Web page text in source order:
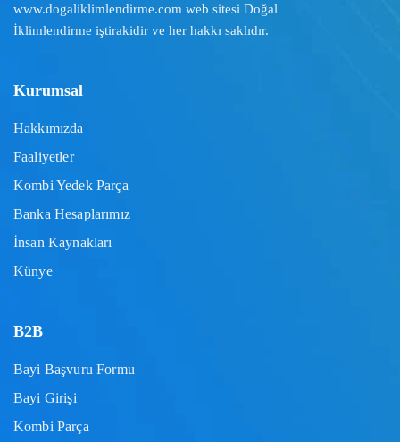
www.dogaliklimlendirme.com web sitesi Doğal
İklimlendirme iştirakidir ve her hakkı saklıdır.
Kurumsal
Hakkımızda
Faaliyetler
Kombi Yedek Parça
Banka Hesaplarımız
İnsan Kaynakları
Künye
B2B
Bayi Başvuru Formu
Bayi Girişi
Kombi Parça